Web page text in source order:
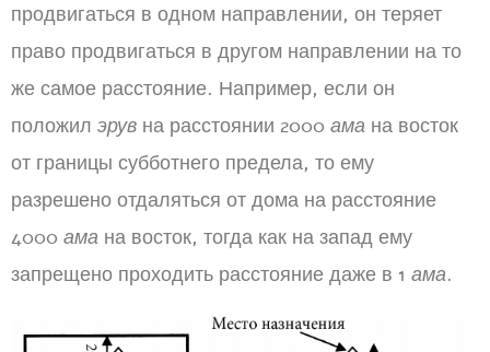
продвигаться в одном направлении, он теряет
право продвигаться в другом направлении на то
же самое расстояние. Например, если он
положил эрув на расстоянии 2000 ама на восток
от границы субботнего предела, то ему
разрешено отдаляться от дома на расстояние
4000 ама на восток, тогда как на запад ему
запрещено проходить расстояние даже в 1 ама.